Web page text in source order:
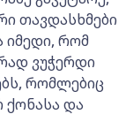
თავდასხმები
იმედი, რომ
ვუჭერდი
რომლებიც
ქონასა და